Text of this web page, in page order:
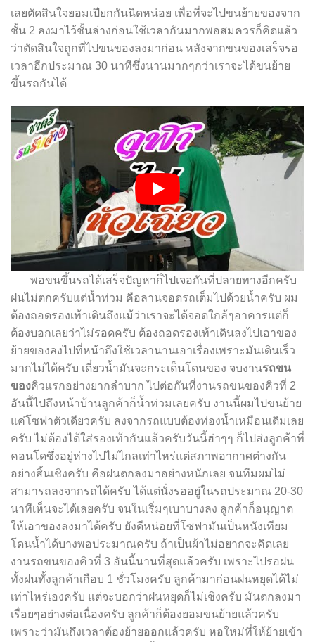
เลยตัดสินใจยอมเปียกกันนิดหน่อย เพื่อที่จะไปขนย้ายของจาก
ชั้น 2 ลงมาไว้ชั้นล่างก่อนใช้เวลากันมากพอสมควรก็คิดแล้ว
ว่าตัดสินใจถูกที่ไปขนของลงมาก่อน หลังจากขนของเสร็จรอ
เวลาอีกประมาณ 30 นาทีซึ่งนานมากๆกว่าเราจะได้ขนย้าย
ขึ้นรถกันได้
พอขนขึ้นรถได้เสร็จปัญหาก็ไปเจอกันที่ปลายทางอีกครับ
ฝนไม่ตกครับแต่น้ำท่วม คือลานจอดรถเต็มไปด้วยน้ำครับ ผม
ต้องถอดรองเท้าเดินถึงแม้ว่าเราจะได้จอดใกล้ๆอาคารแต่ก็
ต้องบอกเลยว่าไม่รอดครับ ต้องถอดรองเท้าเดินลงไปเอาของ
ย้ายของลงไปที่หน้าถึงใช้เวลานานเอาเรื่องเพราะมันเดินเร็ว
มากไม่ได้ครับ เดี๋ยวน้ำมันจะกระเด็นโดนของ จบงานรถขน
ของคิวแรกอย่างยากลำบาก ไปต่อกันที่งานรถขนของคิวที่ 2
อันนี้ไปถึงหน้าบ้านลูกค้าก็น้ำท่วมเลยครับ งานนี้ผมไปขนย้าย
แค่โซฟาตัวเดียวครับ ลงจากรถแบบต้องท่องน้ำเหมือนเดิมเลย
ครับ ไม่ต้องได้ใส่รองเท้ากันแล้วครับวันนี้ฮ่าๆๆ ก็ไปส่งลูกค้าที่
คอนโดซึ่งอยู่ห่างไปไม่ไกลเท่าไหร่แต่สภาพอากาศต่างกัน
อย่างสิ้นเชิงครับ คือฝนตกลงมาอย่างหนักเลย จนทีมผมไม่
สามารถลงจากรถได้ครับ ได้แต่นั่งรออยู่ในรถประมาณ 20-30
นาทีเห็นจะได้เลยครับ จนในเริ่มๆเบาบางลง ลูกค้าก็อนุญาต
ให้เอาของลงมาได้ครับ ยังดีหน่อยที่โซฟามันเป็นหนังเทียม
โดนน้ำได้บางพอประมาณครับ ถ้าเป็นผ้าไม่อยากจะคิดเลย
งานรถขนของคิวที่ 3 อันนี้นานที่สุดแล้วครับ เพราะไปรอฝน
ทั้งฝนทั้งลูกค้าเกือบ 1 ชั่วโมงครับ ลูกค้ามาก่อนฝนหยุดได้ไม่
เท่าไหร่เองครับ แต่จะบอกว่าฝนหยุดก็ไม่เชิงครับ มันตกลงมา
เรื่อยๆอย่างต่อเนื่องครับ ลูกค้าก็ต้องยอมขนย้ายแล้วครับ
เพราะว่ามันถึงเวลาต้องย้ายออกแล้วครับ หอใหม่ที่ให้ย้ายเข้า